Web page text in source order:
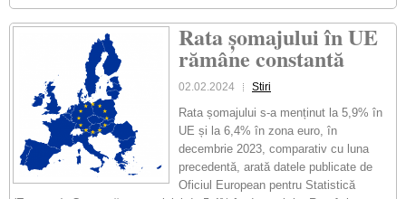
Rata șomajului în UE
rămâne constantă
02.02.2024 Stiri
Rata șomajului s-a menținut la 5,9% în
UE și la 6,4% în zona euro, în
decembrie 2023, comparativ cu luna
precedentă, arată datele publicate de
Oficiul European pentru Statistică